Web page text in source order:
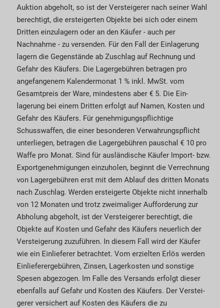
Auktion abgeholt, so ist der Versteigerer nach seiner Wahl
berechtigt, die ersteigerten Objekte bei sich oder einem
Dritten einzulagern oder an den Käufer - auch per
Nachnahme - zu versenden. Für den Fall der Ein­lagerung
lagern die Gegenstände ab Zuschlag auf Rechnung und
Gefahr des Käu­fers. Die Lager­­­gebühren betragen pro
angefangenem Kalender­monat 1 % inkl. MwSt. vom
Gesamt­preis der Ware, mindestens aber € 5. Die Ein­­­
lagerung bei einem Dritten erfolgt auf Namen, Kosten und
Gefahr des Käufers. Für genehmigungspflichtige
Schusswaffen, die einer besonderen Ver­wah­rungs­pflicht
unterliegen, betragen die Lagergebühren pauschal € 10 pro
Waffe pro Monat. Sind für ausländische Käufer Import- bzw.
Export­geneh­­mi­gungen einzuholen, beginnt die Verrech­nung
von Lagergebühren erst mit dem Ablauf des dritten Monats
nach Zuschlag. Werden ersteigerte Ob­­jekte nicht innerhalb
von 12 Monaten und trotz zweimaliger Aufforderung zur
Abholung abgeholt, ist der Versteigerer berechtigt, die
Objekte auf Kosten und Gefahr des Käufers neuerlich der
Versteigerung zuzuführen. In diesem Fall wird der Käufer
wie ein Einlieferer betrachtet. Vom erzielten Erlös werden
Einlieferergebühren, Zinsen, Lagerkosten und sonstige
Spesen abgezogen. Im Falle des Versands erfolgt dieser
ebenfalls auf Gefahr und Kosten des Käufers. Der Ver­stei­
gerer versichert auf Kosten des Käufers die zu